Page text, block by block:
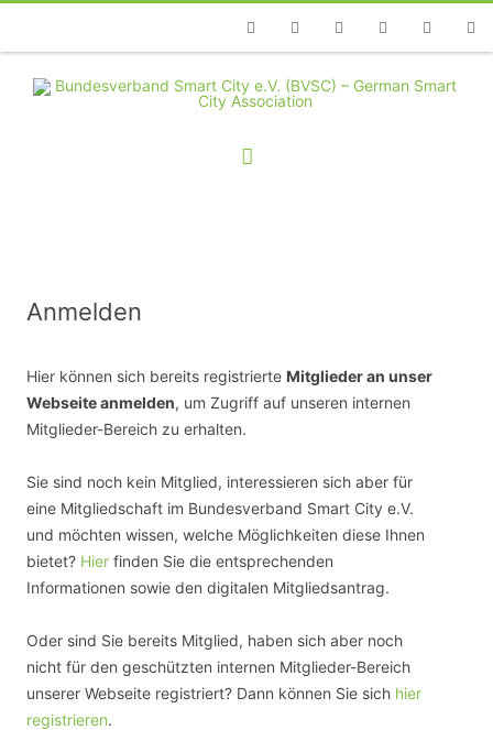
TelefonFacebookTwitterYoutubeInstagramLinkedin
Anmelden
Hier können sich bereits registrierte Mitglieder an unser
Webseite anmelden, um Zugriff auf unseren internen
Mitglieder-Bereich zu erhalten.
Sie sind noch kein Mitglied, interessieren sich aber für
eine Mitgliedschaft im Bundesverband Smart City e.V.
und möchten wissen, welche Möglichkeiten diese Ihnen
bietet? Hier finden Sie die entsprechenden
Informationen sowie den digitalen Mitgliedsantrag.
Oder sind Sie bereits Mitglied, haben sich aber noch
nicht für den geschützten internen Mitglieder-Bereich
unserer Webseite registriert? Dann können Sie sich hier
registrieren.